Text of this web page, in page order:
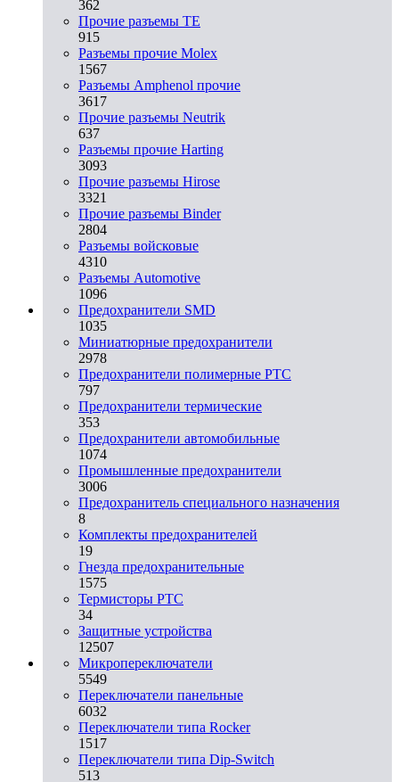
362
Прочие разъемы TE
915
Разъемы прочие Molex
1567
Разъемы Amphenol прочие
3617
Прочие разъемы Neutrik
637
Разъемы прочие Harting
3093
Прочие разъемы Hirose
3321
Прочие разъемы Binder
2804
Разъемы войсковые
4310
Разъeмы Automotive
1096
Предохранители SMD
1035
Миниатюрные предохранители
2978
Предохранители полимерные PTC
797
Предохранители термические
353
Предохранители автомобильные
1074
Промышленные предохранители
3006
Предохранитель специального назначения
8
Комплекты предохранителей
19
Гнезда предохранительные
1575
Термисторы PTC
34
Защитные устройства
12507
Микропереключатели
5549
Переключатели панельные
6032
Переключатели типа Rocker
1517
Переключатели типа Dip-Switch
513